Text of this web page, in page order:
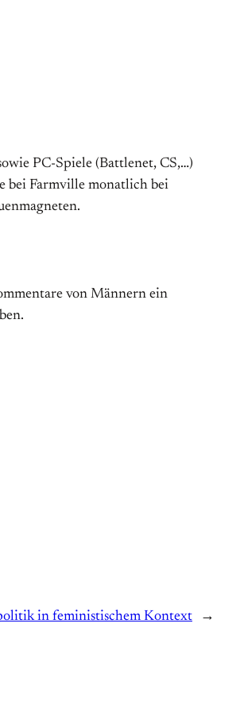
PC-Spiele (Battlenet, CS,…)
bei Farmville monatlich bei
von Männern ein
in feministischem Kontext →